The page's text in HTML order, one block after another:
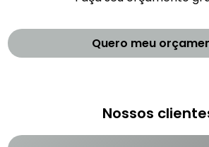
Quero meu
Nossos